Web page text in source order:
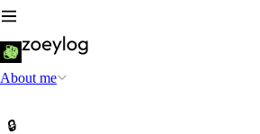
About me
🔒